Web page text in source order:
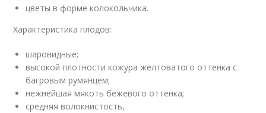
цветы в форме колокольчика.
Характеристика плодов:
шаровидные;
высокой плотности кожура желтоватого оттенка с
багровым румянцем;
нежнейшая мякоть бежевого оттенка;
средняя волокнистость,